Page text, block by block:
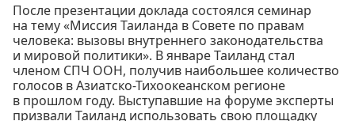
После презентации доклада состоялся семинар
на тему «Миссия Таиланда в Совете по правам
человека: вызовы внутреннего законодательства
и мировой политики». В январе Таиланд стал
членом СПЧ ООН, получив наибольшее количество
голосов в Азиатско-Тихоокеанском регионе
в прошлом году. Выступавшие на форуме эксперты
призвали Таиланд использовать свою площадку